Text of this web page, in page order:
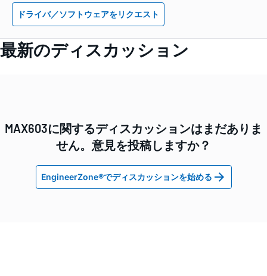
ドライバ／ソフトウェアをリクエスト
最新のディスカッション
MAX603に関するディスカッションはまだありま
せん。意見を投稿しますか？
EngineerZone®でディスカッションを始める